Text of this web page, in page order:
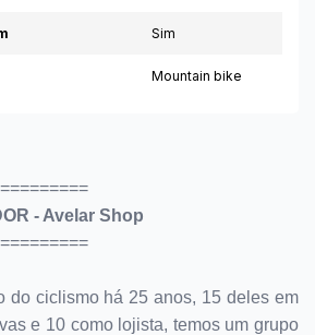
- Avelar Shop
do ciclismo há 25 anos, 15 deles em
e 10 como lojista, temos um grupo
Sim
Mountain bike